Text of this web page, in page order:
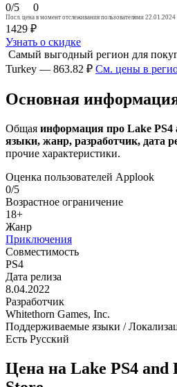
0/5 0
Посл. цена в момент отслеживания пользователями 22.01.2024
1429 ₽
Узнать о скидке
Самый выгодный регион для
Turkey — 863.82 ₽ См. цены в
Основная
Общая информация про Lake PS4
языки, жанр, разработчик, дата
прочие характеристики.
Оценка пользователей Applook
0/5
Возрастное ограничение
18+
Жанр
Приключения
Совместимость
PS4
Дата релиза
8.04.2022
Разработчик
Whitethorn Games, Inc.
Поддерживаемые языки /
Есть Русский
Цена на Lake PS4 and